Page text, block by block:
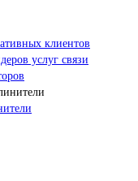
клиентов
услуг связи